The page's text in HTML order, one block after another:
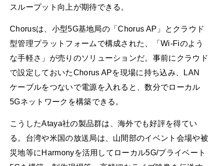
スループット向上が期待できる。
Chorusは、小型5G基地局の「Chorus AP」とクラウド
型管理プラットフォームで構成された、「Wi-Fiのよう
な手軽さ」が売りのソリューションだ。事前にクラウド
で設定しておいたChorus APを現場に持ち込み、LAN
ケーブルをつないで電源を入れると、数分でローカル
5Gネットワークを構築できる。
こうしたAtaya社の製品群は、海外でも好評を得てい
る。台湾や米国の放送局は、山間部のイベント会場や被
災地等にHarmonyを活用してローカル5G/プライベート